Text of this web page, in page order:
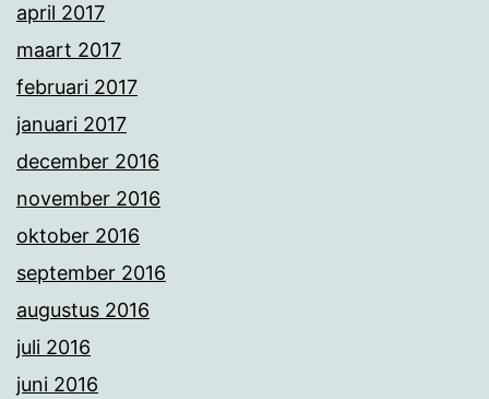
april 2017
maart 2017
februari 2017
januari 2017
december 2016
november 2016
oktober 2016
september 2016
augustus 2016
juli 2016
juni 2016